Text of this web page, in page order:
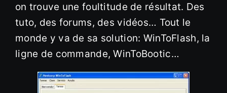
on trouve une foultitude de résultat. Des
tuto, des forums, des vidéos… Tout le
monde y va de sa solution: WinToFlash, la
ligne de commande, WinToBootic…